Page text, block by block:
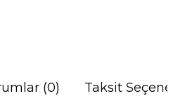
(0) Taksit